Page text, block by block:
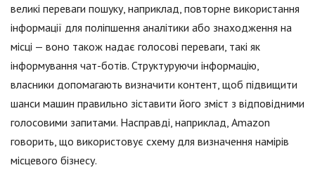
великі переваги пошуку, наприклад, повторне використання
інформації для поліпшення аналітики або знаходження на
місці — воно також надає голосові переваги, такі як
інформування чат-ботів. Структуруючи інформацію,
власники допомагають визначити контент, щоб підвищити
шанси машин правильно зіставити його зміст з відповідними
голосовими запитами. Насправді, наприклад, Amazon
говорить, що використовує схему для визначення намірів
місцевого бізнесу.